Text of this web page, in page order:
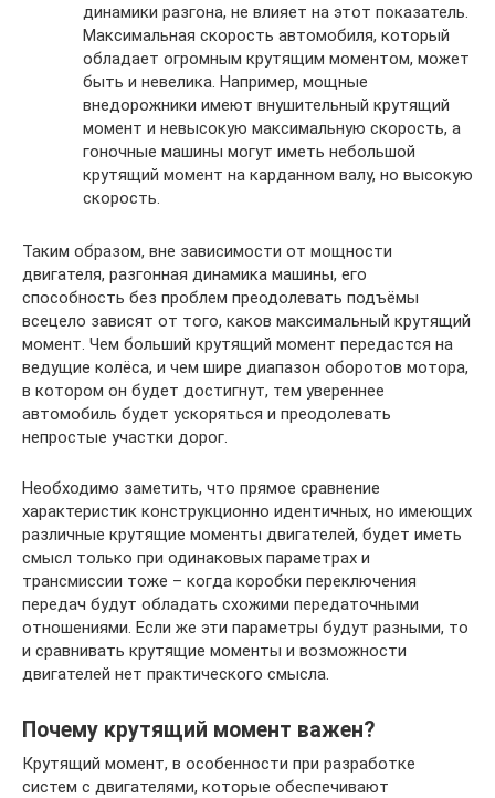
динамики разгона, не влияет на этот показатель.
Максимальная скорость автомобиля, который
обладает огромным крутящим моментом, может
быть и невелика. Например, мощные
внедорожники имеют внушительный крутящий
момент и невысокую максимальную скорость, а
гоночные машины могут иметь небольшой
крутящий момент на карданном валу, но высокую
скорость.
Таким образом, вне зависимости от мощности
двигателя, разгонная динамика машины, его
способность без проблем преодолевать подъёмы
всецело зависят от того, каков максимальный крутящий
момент. Чем больший крутящий момент передастся на
ведущие колёса, и чем шире диапазон оборотов мотора,
в котором он будет достигнут, тем увереннее
автомобиль будет ускоряться и преодолевать
непростые участки дорог.
Необходимо заметить, что прямое сравнение
характеристик конструкционно идентичных, но имеющих
различные крутящие моменты двигателей, будет иметь
смысл только при одинаковых параметрах и
трансмиссии тоже – когда коробки переключения
передач будут обладать схожими передаточными
отношениями. Если же эти параметры будут разными, то
и сравнивать крутящие моменты и возможности
двигателей нет практического смысла.
Почему крутящий момент важен?
Крутящий момент, в особенности при разработке
систем с двигателями, которые обеспечивают